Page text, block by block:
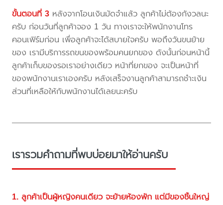
ขั้นตอนที่ 3 หลังจากโอนเงินมัดจำแล้ว ลูกค้าไม่ต้องกังวลนะ
ครับ ก่อนวันที่ลูกค้าจอง 1 วัน ทางเราจะให้พนักงานโทร
คอนเฟิร์มก่อน เพื่อลูกค้าจะได้สบายใจครับ พอถึงวันขนย้าย
ของ เรามีบริการรถขนของพร้อมคนยกของ ดังนั้นก่อนหน้านี้
ลูกค้าเก็บของรอเราอย่างเดียว หน้าที่ยกของ จะเป็นหน้าที่
ของพนักงานเราเองครับ หลังเสร็จงานลูกค้าสามารถชำะเงิน
ส่วนที่เหลือให้กับพนักงานได้เลยนะครับ
เรารวมคำถามที่พบบ่อยมาให้อ่านครับ
1. ลูกค้าเป็นผู้หญิงคนเดียว จะย้ายห้องพัก แต่มีของชิ้นใหญ่